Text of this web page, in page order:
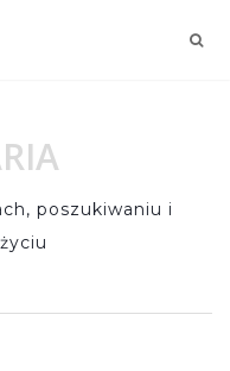
poszukiwaniu i